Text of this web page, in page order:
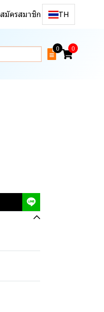
สมัครสมาชิก TH
0 0